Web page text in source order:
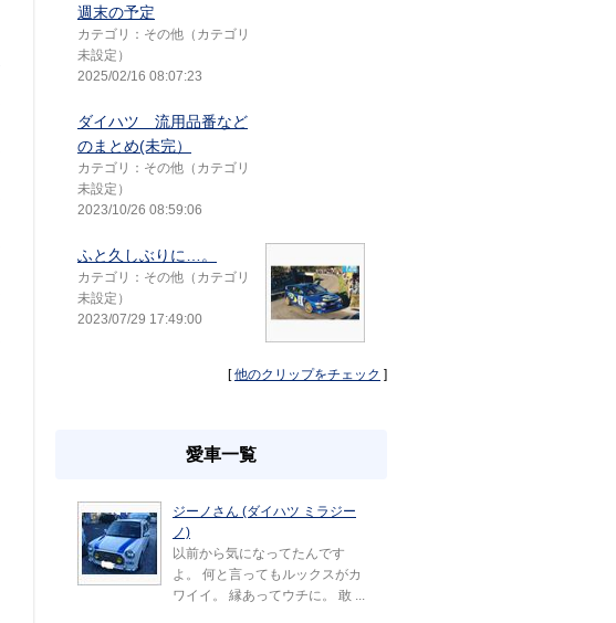
週末の予定
カテゴリ：その他（カテゴリ
未設定）
2025/02/16 08:07:23
ダイハツ 流用品番など
のまとめ(未完）
カテゴリ：その他（カテゴリ
未設定）
2023/10/26 08:59:06
ふと久しぶりに…。
カテゴリ：その他（カテゴリ
未設定）
2023/07/29 17:49:00
[他のクリップをチェック ]
愛車一覧
ジーノさん (ダイハツ ミラジー
ノ)
以前から気になってたんです
よ。 何と言ってもルックスがカ
ワイイ。 縁あってウチに。 敢 ...